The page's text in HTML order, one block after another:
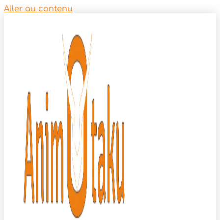
Aller au contenu